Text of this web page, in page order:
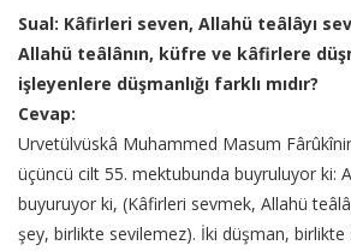
Sual: Kâfirleri seven, Allahü teâlâyı
Allahü teâlânın, küfre ve kâfirlere
işleyenlere düşmanlığı farklı mıdır?
Cevap:
Urvetülvüskâ Muhammed Masum
üçüncü cilt 55. mektubunda buyruluyor ki:
buyuruyor ki, (Kâfirleri sevmek, Allahü
şey, birlikte sevilemez). İki düşman,